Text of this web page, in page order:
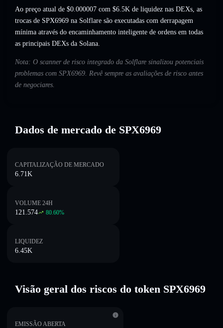
Ao preço atual de $0.000007 com $6.5K de liquidez nas DEXs, as
trocas de SPX6969 na Solflare são executadas com derrapagem
mínima através do encaminhamento inteligente de ordens em todas
as principais DEXs da Solana.
Nota: O scanner de risco integrado da Solflare sinalizou potenciais
problemas com SPX6969. Revê sempre as avaliações de risco antes
de negociares.
Dados de mercado de SPX6969
CAPITALIZAÇÃO DE MERCADO
6.71K
VOLUME 24H
121.574 80.60%
LIQUIDEZ
6.45K
Visão geral dos riscos do token SPX6969
EMISSÃO ABERTA